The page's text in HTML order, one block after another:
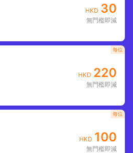
HKD 30
無門檻即減
HKD 220
無門檻即減
每位
HKD 100
無門檻即減
每位